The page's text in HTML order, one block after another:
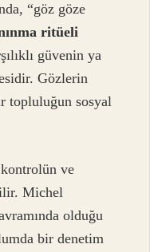
“göz göze
ritüeli
güvenin ya
Gözlerin
topluluğun sosyal
ve
Michel
olduğu
bir denetim